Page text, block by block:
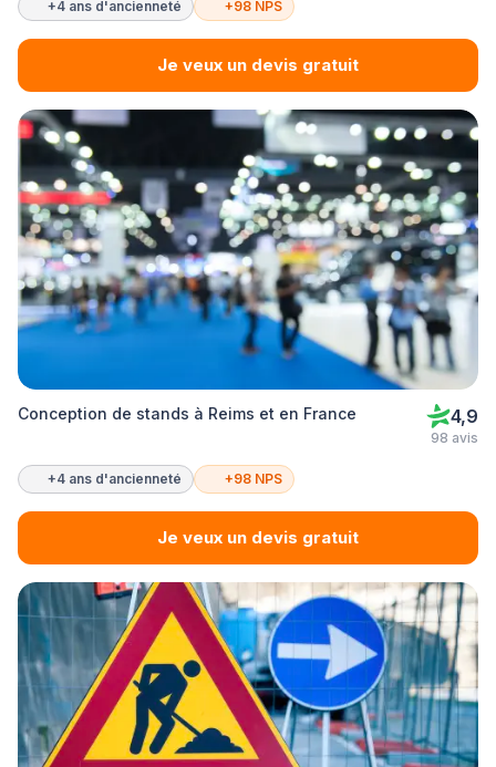
+4 ans d'ancienneté +98 NPS
Je veux un devis gratuit
Conception de stands à Reims et en France 4,9
98 avis
+4 ans d'ancienneté +98 NPS
Je veux un devis gratuit